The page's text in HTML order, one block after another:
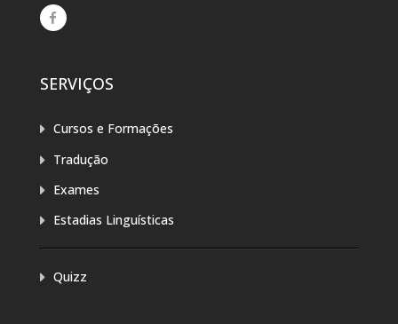
SERVIÇOS
Cursos e Formações
Tradução
Exames
Estadias Linguísticas
Quizz